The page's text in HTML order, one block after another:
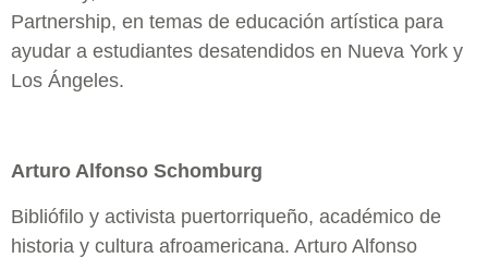
Partnership, en temas de educación artística para
ayudar a estudiantes desatendidos en Nueva York y
Los Ángeles.
Arturo Alfonso Schomburg
Bibliófilo y activista puertorriqueño, académico de
historia y cultura afroamericana. Arturo Alfonso